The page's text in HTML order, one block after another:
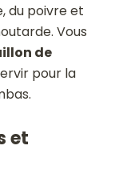
du poivre et
Vous
de
pour la
et